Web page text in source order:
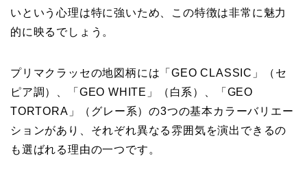
いという心理は特に強いため、この特徴は非常に魅力
的に映るでしょう。
プリマクラッセの地図柄には「GEO CLASSIC」（セ
ピア調）、「GEO WHITE」（白系）、「GEO
TORTORA」（グレー系）の3つの基本カラーバリエー
ションがあり、それぞれ異なる雰囲気を演出できるの
も選ばれる理由の一つです。